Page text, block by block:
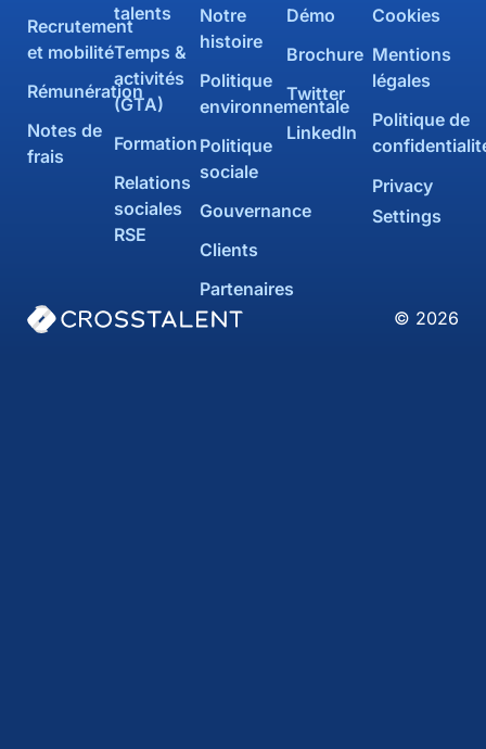
Notre
histoire
Politique
environnementale
Politique
sociale
Gouvernance
Clients
Partenaires
Recrutement
et mobilité
Rémunération
Notes de
frais
talents
Temps &
activités
(GTA)
Formation
Relations
sociales
RSE
Démo
Brochure
Twitter
LinkedIn
Cookies
Mentions
légales
Politique de
Privacy
Settings
© 2026